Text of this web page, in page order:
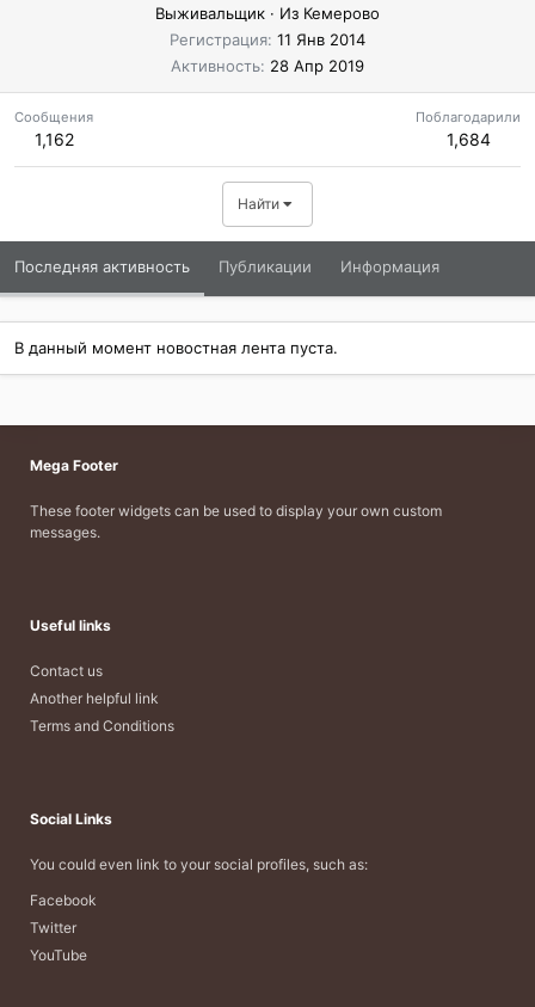
Выживальщик · Из Кемерово
Регистрация 11 Янв 2014
Активность 28 Апр 2019
Сообщения
1,162
Поблагодарили
1,684
Найти
Последняя активность Публикации Информация
В данный момент новостная лента пуста.
Mega Footer
These footer widgets can be used to display your own custom
messages.
Useful links
Contact us
Another helpful link
Terms and Conditions
Social Links
You could even link to your social profiles, such as:
Facebook
Twitter
YouTube